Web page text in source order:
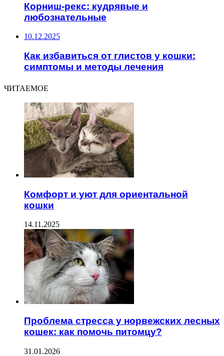
Корниш-рекс: кудрявые и
любознательные
10.12.2025
Как избавиться от глистов у кошки:
симптомы и методы лечения
ЧИТАЕМОЕ
Комфорт и уют для ориентальной
кошки
14.11.2025
Проблема стресса у норвежских лесных
кошек: как помочь питомцу?
31.01.2026